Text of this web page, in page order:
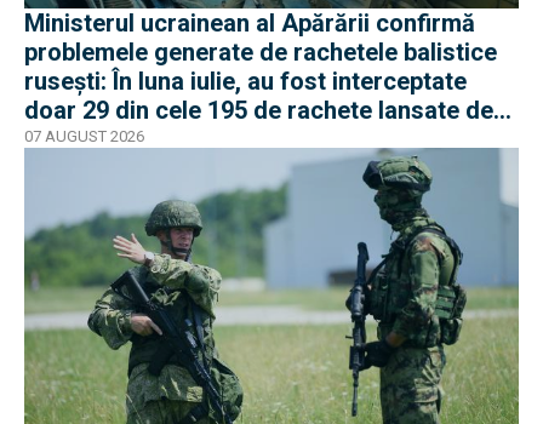
Ministerul ucrainean al Apărării confirmă
problemele generate de rachetele balistice
rusești: În luna iulie, au fost interceptate
doar 29 din cele 195 de rachete lansate de
armata rusă
07 AUGUST 2026